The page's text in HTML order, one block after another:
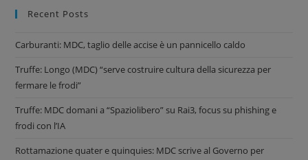
Recent Posts
Carburanti: MDC, taglio delle accise è un pannicello caldo
Truffe: Longo (MDC) “serve costruire cultura della sicurezza per
fermare le frodi”
Truffe: MDC domani a “Spaziolibero” su Rai3, focus su phishing e
frodi con l’IA
Rottamazione quater e quinquies: MDC scrive al Governo per